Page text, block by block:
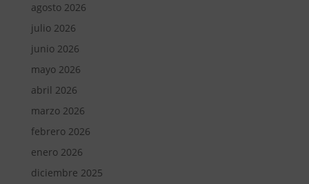
agosto 2026
julio 2026
junio 2026
mayo 2026
abril 2026
marzo 2026
febrero 2026
enero 2026
diciembre 2025